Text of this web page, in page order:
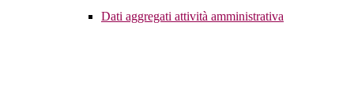
Dati aggregati attività amministrativa